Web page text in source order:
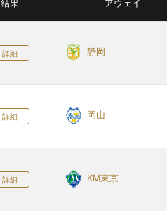
結果 アウェイ
詳細 静岡
詳細 岡山
詳細 KM東京